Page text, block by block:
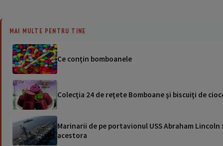
MAI MULTE PENTRU TINE
Ce conţin bomboanele
Colecţia 24 de reţete Bomboane şi biscuiţi de
Marinarii de pe portavionul USS Abraham
acestora